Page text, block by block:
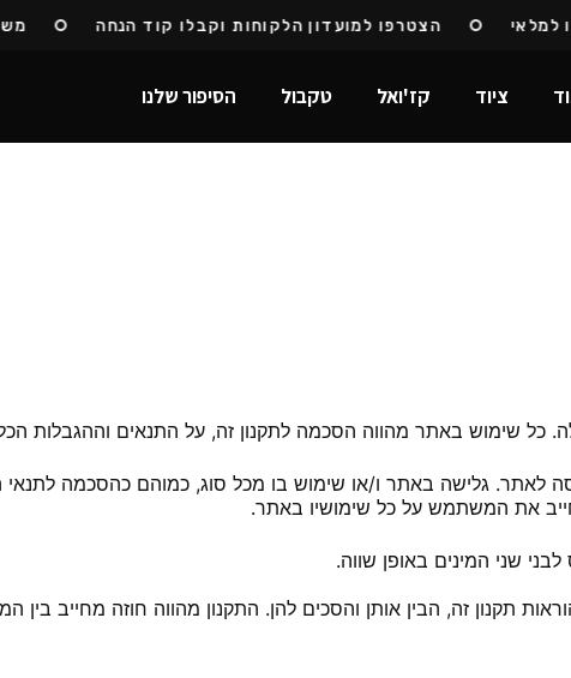
משלוח הצטרפו למועדון הלקוחות וקבלו קוד הנחה
ציוד קז'ואל טקבול הסיפור שלנו
כל שימוש באתר מהווה הסכמה לתקנון זה, על התנאים וההגבלות
גלישה באתר ו/או שימוש בו מכל סוג, כמוהם כהסכמה לתנאי
את המשתמש על כל שימושיו באתר.
שני המינים באופן שווה.
תקנון זה, הבין אותן והסכים להן. התקנון מהווה חוזה מחייב